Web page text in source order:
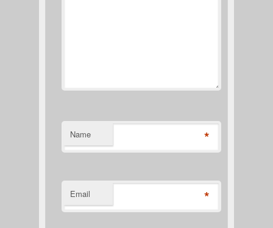
Name *
Email *